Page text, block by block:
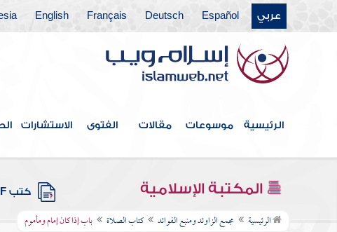
عربي Español
Deutsch
Français
English
الرئيسية موسوعات مقالات الفتوى الاستشارات
المكتبة الإسلامية كتب PDF
الرئيسية مجمع الزاوئد ومنبع الفوائد كتاب الصلاة باب إذا كان إمام ومأموم
فهرس الكتاب
خطبة الكتاب
كتاب الإيمان
كتاب العلم
كتاب الصلاة